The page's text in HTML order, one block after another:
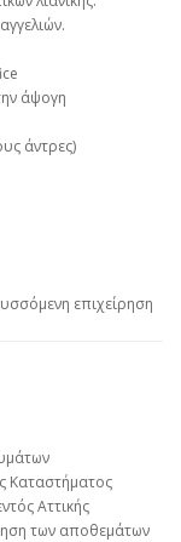
άψογη
άντρες)
επιχείρηση
Καταστήματος
Αττικής
των αποθεμάτων